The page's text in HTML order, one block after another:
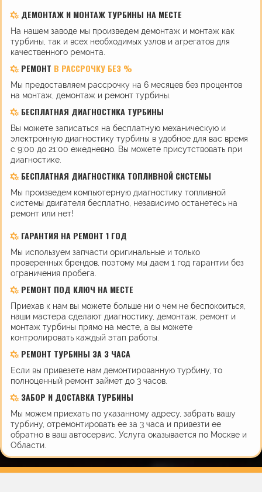
ДЕМОНТАЖ И МОНТАЖ ТУРБИНЫ НА МЕСТЕ
На нашем заводе мы произведем демонтаж и монтаж как
турбины, так и всех необходимых узлов и агрегатов для
качественного ремонта.
РЕМОНТ В РАССРОЧКУ БЕЗ %
Мы предоставляем рассрочку на 6 месяцев без процентов
на монтаж, демонтаж и ремонт турбины.
БЕСПЛАТНАЯ ДИАГНОСТИКА ТУРБИНЫ
Вы можете записаться на бесплатную механическую и
электронную диагностику турбины в удобное для вас время
с 9:00 до 21:00 ежедневно. Вы можете присутствовать при
диагностике.
БЕСПЛАТНАЯ ДИАГНОСТИКА ТОПЛИВНОЙ СИСТЕМЫ
Мы произведем компьютерную диагностику топливной
системы двигателя бесплатно, независимо останетесь на
ремонт или нет!
ГАРАНТИЯ НА РЕМОНТ 1 ГОД
Мы используем запчасти оригинальные и только
проверенных брендов, поэтому мы даем 1 год гарантии без
ограничения пробега.
РЕМОНТ ПОД КЛЮЧ НА МЕСТЕ
Приехав к нам вы можете больше ни о чем не беспокоиться,
наши мастера сделают диагностику, демонтаж, ремонт и
монтаж турбины прямо на месте, а вы можете
контролировать каждый этап работы.
РЕМОНТ ТУРБИНЫ ЗА 3 ЧАСА
Если вы привезете нам демонтированную турбину, то
полноценный ремонт займет до 3 часов.
ЗАБОР И ДОСТАВКА ТУРБИНЫ
Мы можем приехать по указанному адресу, забрать вашу
турбину, отремонтировать ее за 3 часа и привезти ее
обратно в ваш автосервис. Услуга оказывается по Москве и
Области.